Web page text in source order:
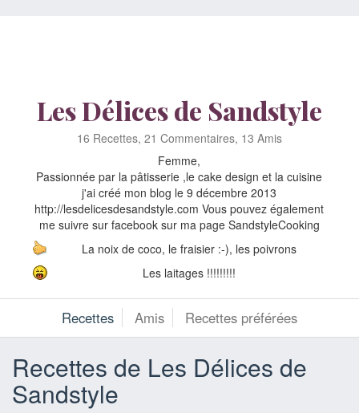
Les Délices de Sandstyle
16 Recettes, 21 Commentaires, 13 Amis
Femme,
Passionnée par la pâtisserie ,le cake design et la cuisine
j'ai créé mon blog le 9 décembre 2013
http://lesdelicesdesandstyle.com Vous pouvez également
me suivre sur facebook sur ma page SandstyleCooking
La noix de coco, le fraisier :-), les poivrons
Les laitages !!!!!!!!!
Recettes Amis Recettes préférées
Recettes de Les Délices de
Sandstyle